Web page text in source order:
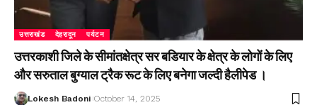
उत्तराखंड देहरादून पर्यटन
उत्तरकाशी जिले के सीमांतक्षेत्र सर बडियार के क्षेत्र के लोगों के लिए
और सरुताल बुग्याल ट्रैक रूट के लिए बनेगा जल्दी हैलीपेड ।
Lokesh Badoni October 14, 2025